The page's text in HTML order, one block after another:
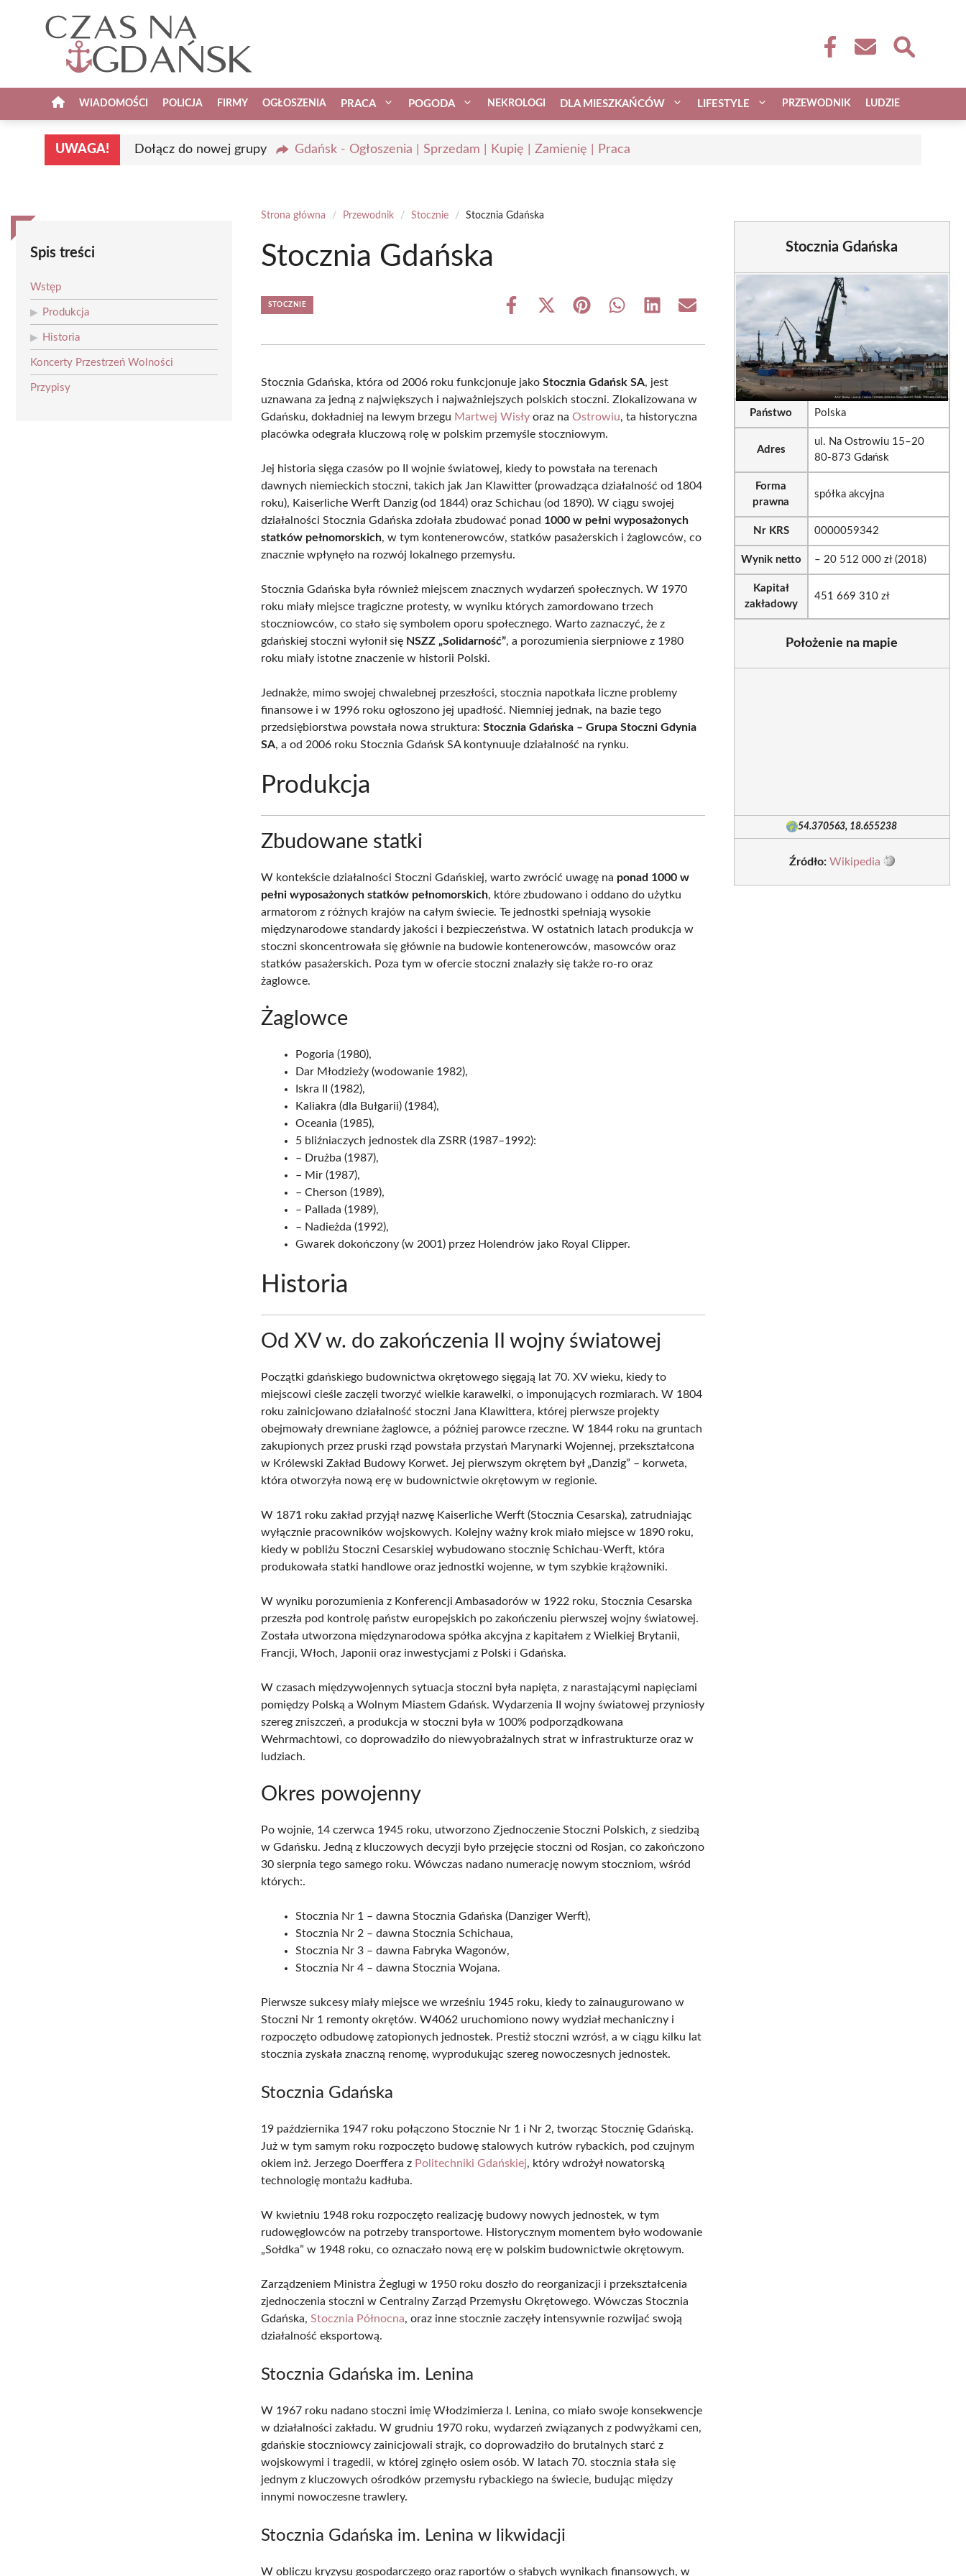
WIADOMOŚCI POLICJA FIRMY OGŁOSZENIA PRACA POGODA NEKROLOGI DLA MIESZKAŃCÓW LIFESTYLE PRZEWODNIK LUDZIE
UWAGA! Dołącz do nowej grupy Gdańsk - Ogłoszenia | Sprzedam | Kupię | Zamienię | Praca
Spis treści
Wstęp
Produkcja
Historia
Koncerty Przestrzeń Wolności
Przypisy
Strona główna / Przewodnik / Stocznie / Stocznia Gdańska
Stocznia Gdańska
STOCZNIE
Share
Share
(Twitter)
Share Share Share Share
Stocznia Gdańska, która od 2006 roku funkcjonuje jakoStocznia Gdańsk SA, jest
uznawana za jedną z największych i najważniejszych polskich stoczni. Zlokalizowana w
Gdańsku, dokładniej na lewym brzegu Martwej Wisły oraz naOstrowiu, ta historyczna
placówka odegrała kluczową rolę w polskim przemyśle stoczniowym.
Jej historia sięga czasów po II wojnie światowej, kiedy to powstała na terenach
dawnych niemieckich stoczni, takich jak Jan Klawitter (prowadząca działalność od 1804
roku), Kaiserliche Werft Danzig (od 1844) oraz Schichau (od 1890). W ciągu swojej
działalności Stocznia Gdańska zdołała zbudować ponad 1000 w pełni wyposażonych
statków pełnomorskich, w tym kontenerowców, statków pasażerskich i żaglowców, co
znacznie wpłynęło na rozwój lokalnego przemysłu.
Stocznia Gdańska była również miejscem znacznych wydarzeń społecznych. W 1970
roku miały miejsce tragiczne protesty, w wyniku których zamordowano trzech
stoczniowców, co stało się symbolem oporu społecznego. Warto zaznaczyć, że z
gdańskiej stoczni wyłonił się NSZZ „Solidarność”, a porozumienia sierpniowe z 1980
roku miały istotne znaczenie w historii Polski.
Jednakże, mimo swojej chwalebnej przeszłości, stocznia napotkała liczne problemy
finansowe i w 1996 roku ogłoszono jej upadłość. Niemniej jednak, na bazie tego
przedsiębiorstwa powstała nowa struktura:Stocznia Gdańska – Grupa Stoczni Gdynia
SA, a od 2006 roku Stocznia Gdańsk SA kontynuuje działalność na rynku.
Produkcja
Zbudowane statki
W kontekście działalności Stoczni Gdańskiej, warto zwrócić uwagę na ponad 1000 w
pełni wyposażonych statków pełnomorskich, które zbudowano i oddano do użytku
armatorom z różnych krajów na całym świecie. Te jednostki spełniają wysokie
międzynarodowe standardy jakości i bezpieczeństwa. W ostatnich latach produkcja w
stoczni skoncentrowała się głównie na budowie kontenerowców, masowców oraz
statków pasażerskich. Poza tym w ofercie stoczni znalazły się także ro-ro oraz
żaglowce.
Żaglowce
Pogoria (1980),
Dar Młodzieży (wodowanie 1982),
Iskra II (1982),
Kaliakra (dla Bułgarii) (1984),
Oceania (1985),
5 bliźniaczych jednostek dla ZSRR (1987–1992):
– Drużba (1987),
– Mir (1987),
– Cherson (1989),
– Pallada (1989),
– Nadieżda (1992),
Gwarek dokończony (w 2001) przez Holendrów jako Royal Clipper.
Historia
Od XV w. do zakończenia II wojny światowej
Początki gdańskiego budownictwa okrętowego sięgają lat 70. XV wieku, kiedy to
miejscowi cieśle zaczęli tworzyć wielkie karawelki, o imponujących rozmiarach. W 1804
roku zainicjowano działalność stoczni Jana Klawittera, której pierwsze projekty
obejmowały drewniane żaglowce, a później parowce rzeczne. W 1844 roku na gruntach
zakupionych przez pruski rząd powstała przystań Marynarki Wojennej, przekształcona
w Królewski Zakład Budowy Korwet. Jej pierwszym okrętem był „Danzig” – korweta,
która otworzyła nową erę w budownictwie okrętowym w regionie.
W 1871 roku zakład przyjął nazwę Kaiserliche Werft (Stocznia Cesarska), zatrudniając
wyłącznie pracowników wojskowych. Kolejny ważny krok miało miejsce w 1890 roku,
kiedy w pobliżu Stoczni Cesarskiej wybudowano stocznię Schichau-Werft, która
produkowała statki handlowe oraz jednostki wojenne, w tym szybkie krążowniki.
W wyniku porozumienia z Konferencji Ambasadorów w 1922 roku, Stocznia Cesarska
przeszła pod kontrolę państw europejskich po zakończeniu pierwszej wojny światowej.
Została utworzona międzynarodowa spółka akcyjna z kapitałem z Wielkiej Brytanii,
Francji, Włoch, Japonii oraz inwestycjami z Polski i Gdańska.
W czasach międzywojennych sytuacja stoczni była napięta, z narastającymi napięciami
pomiędzy Polską a Wolnym Miastem Gdańsk. Wydarzenia II wojny światowej przyniosły
szereg zniszczeń, a produkcja w stoczni była w 100% podporządkowana
Wehrmachtowi, co doprowadziło do niewyobrażalnych strat w infrastrukturze oraz w
ludziach.
Okres powojenny
Po wojnie, 14 czerwca 1945 roku, utworzono Zjednoczenie Stoczni Polskich, z siedzibą
w Gdańsku. Jedną z kluczowych decyzji było przejęcie stoczni od Rosjan, co zakończono
30 sierpnia tego samego roku. Wówczas nadano numerację nowym stoczniom, wśród
których:.
Stocznia Nr 1 – dawna Stocznia Gdańska (Danziger Werft),
Stocznia Nr 2 – dawna Stocznia Schichaua,
Stocznia Nr 3 – dawna Fabryka Wagonów,
Stocznia Nr 4 – dawna Stocznia Wojana.
Pierwsze sukcesy miały miejsce we wrześniu 1945 roku, kiedy to zainaugurowano w
Stoczni Nr 1 remonty okrętów. W4062 uruchomiono nowy wydział mechaniczny i
rozpoczęto odbudowę zatopionych jednostek. Prestiż stoczni wzrósł, a w ciągu kilku lat
stocznia zyskała znaczną renomę, wyprodukując szereg nowoczesnych jednostek.
Stocznia Gdańska
19 października 1947 roku połączono Stocznie Nr 1 i Nr 2, tworząc Stocznię Gdańską.
Już w tym samym roku rozpoczęto budowę stalowych kutrów rybackich, pod czujnym
okiem inż. Jerzego Doerffera z Politechniki Gdańskiej, który wdrożył nowatorską
technologię montażu kadłuba.
W kwietniu 1948 roku rozpoczęto realizację budowy nowych jednostek, w tym
rudowęglowców na potrzeby transportowe. Historycznym momentem było wodowanie
„Sołdka” w 1948 roku, co oznaczało nową erę w polskim budownictwie okrętowym.
Zarządzeniem Ministra Żeglugi w 1950 roku doszło do reorganizacji i przekształcenia
zjednoczenia stoczni w Centralny Zarząd Przemysłu Okrętowego. Wówczas Stocznia
Gdańska,Stocznia Północna, oraz inne stocznie zaczęły intensywnie rozwijać swoją
działalność eksportową.
Stocznia Gdańska im. Lenina
W 1967 roku nadano stoczni imię Włodzimierza I. Lenina, co miało swoje konsekwencje
w działalności zakładu. W grudniu 1970 roku, wydarzeń związanych z podwyżkami cen,
gdańskie stoczniowcy zainicjowali strajk, co doprowadziło do brutalnych starć z
wojskowymi i tragedii, w której zginęło osiem osób. W latach 70. stocznia stała się
jednym z kluczowych ośrodków przemysłu rybackiego na świecie, budując między
innymi nowoczesne trawlery.
Stocznia Gdańska im. Lenina w likwidacji
W obliczu kryzysu gospodarczego oraz raportów o słabych wynikach finansowych, w
Stocznia Gdańska
Państwo Polska
Adres
ul. Na Ostrowiu 15–20
80-873 Gdańsk
Forma
prawna
spółka akcyjna
Nr KRS 0000059342
Wynik netto – 20 512 000 zł (2018)
Kapitał
zakładowy
451 669 310 zł
Położenie na mapie
54.370563, 18.655238
Źródło: Wikipedia